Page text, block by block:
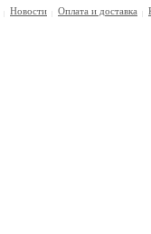
Новости Оплата и доставка